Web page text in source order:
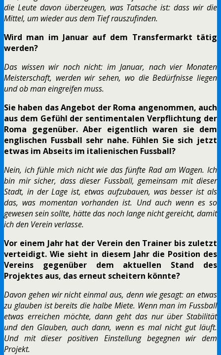
die Leute davon überzeugen, was Tatsache ist: dass wir die
Mittel, um wieder aus dem Tief rauszufinden.
Wird man im Januar auf dem Transfermarkt tätig
werden?
Das wissen wir noch nicht: im Januar, nach vier Monaten
Meisterschaft, werden wir sehen, wo die Bedürfnisse liegen
und ob man eingreifen muss.
Sie haben das Angebot der Roma angenommen, auch
aus dem Gefühl der sentimentalen Verpflichtung der
Roma gegenüber. Aber eigentlich waren sie dem
englischen Fussball sehr nahe. Fühlen Sie sich jetzt
etwas im Abseits im italienischen Fussball?
Nein, ich fühle mich nicht wie das fünfte Rad am Wagen. Ich
bin mir sicher, dass dieser Fussball, gemeinsam mit dieser
Stadt, in der Lage ist, etwas aufzubauen, was besser ist als
das, was momentan vorhanden ist. Und auch wenn es so
gewesen sein sollte, hätte das noch lange nicht gereicht, damit
ich den Verein verlasse.
Vor einem Jahr hat der Verein den Trainer bis zuletzt
verteidigt. Wie sieht in diesem Jahr die Position des
Vereins gegenüber dem aktuellen Stand des
Projektes aus, das erneut scheitern könnte?
Davon gehen wir nicht einmal aus, denn wie gesagt: an etwas
zu glauben ist bereits die halbe Miete. Wenn man im Fussball
etwas erreichen möchte, dann geht das nur über Stabilität
und den Glauben, auch dann, wenn es mal nicht gut läuft.
Und mit dieser positiven Einstellung begegnen wir dem
Projekt.